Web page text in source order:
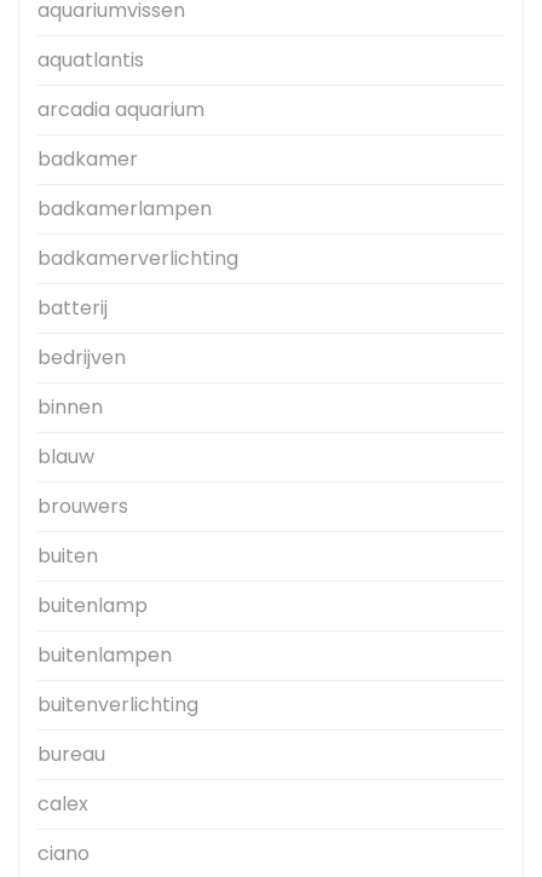
aquariumvissen
aquatlantis
arcadia aquarium
badkamer
badkamerlampen
badkamerverlichting
batterij
bedrijven
binnen
blauw
brouwers
buiten
buitenlamp
buitenlampen
buitenverlichting
bureau
calex
ciano